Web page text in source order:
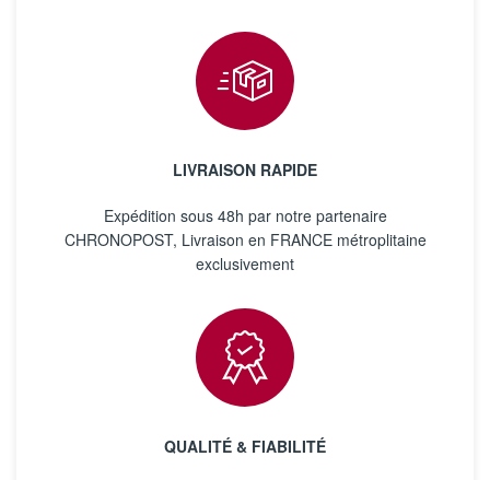
LIVRAISON RAPIDE
Expédition sous 48h par notre partenaire
CHRONOPOST, Livraison en FRANCE métroplitaine
exclusivement
QUALITÉ & FIABILITÉ